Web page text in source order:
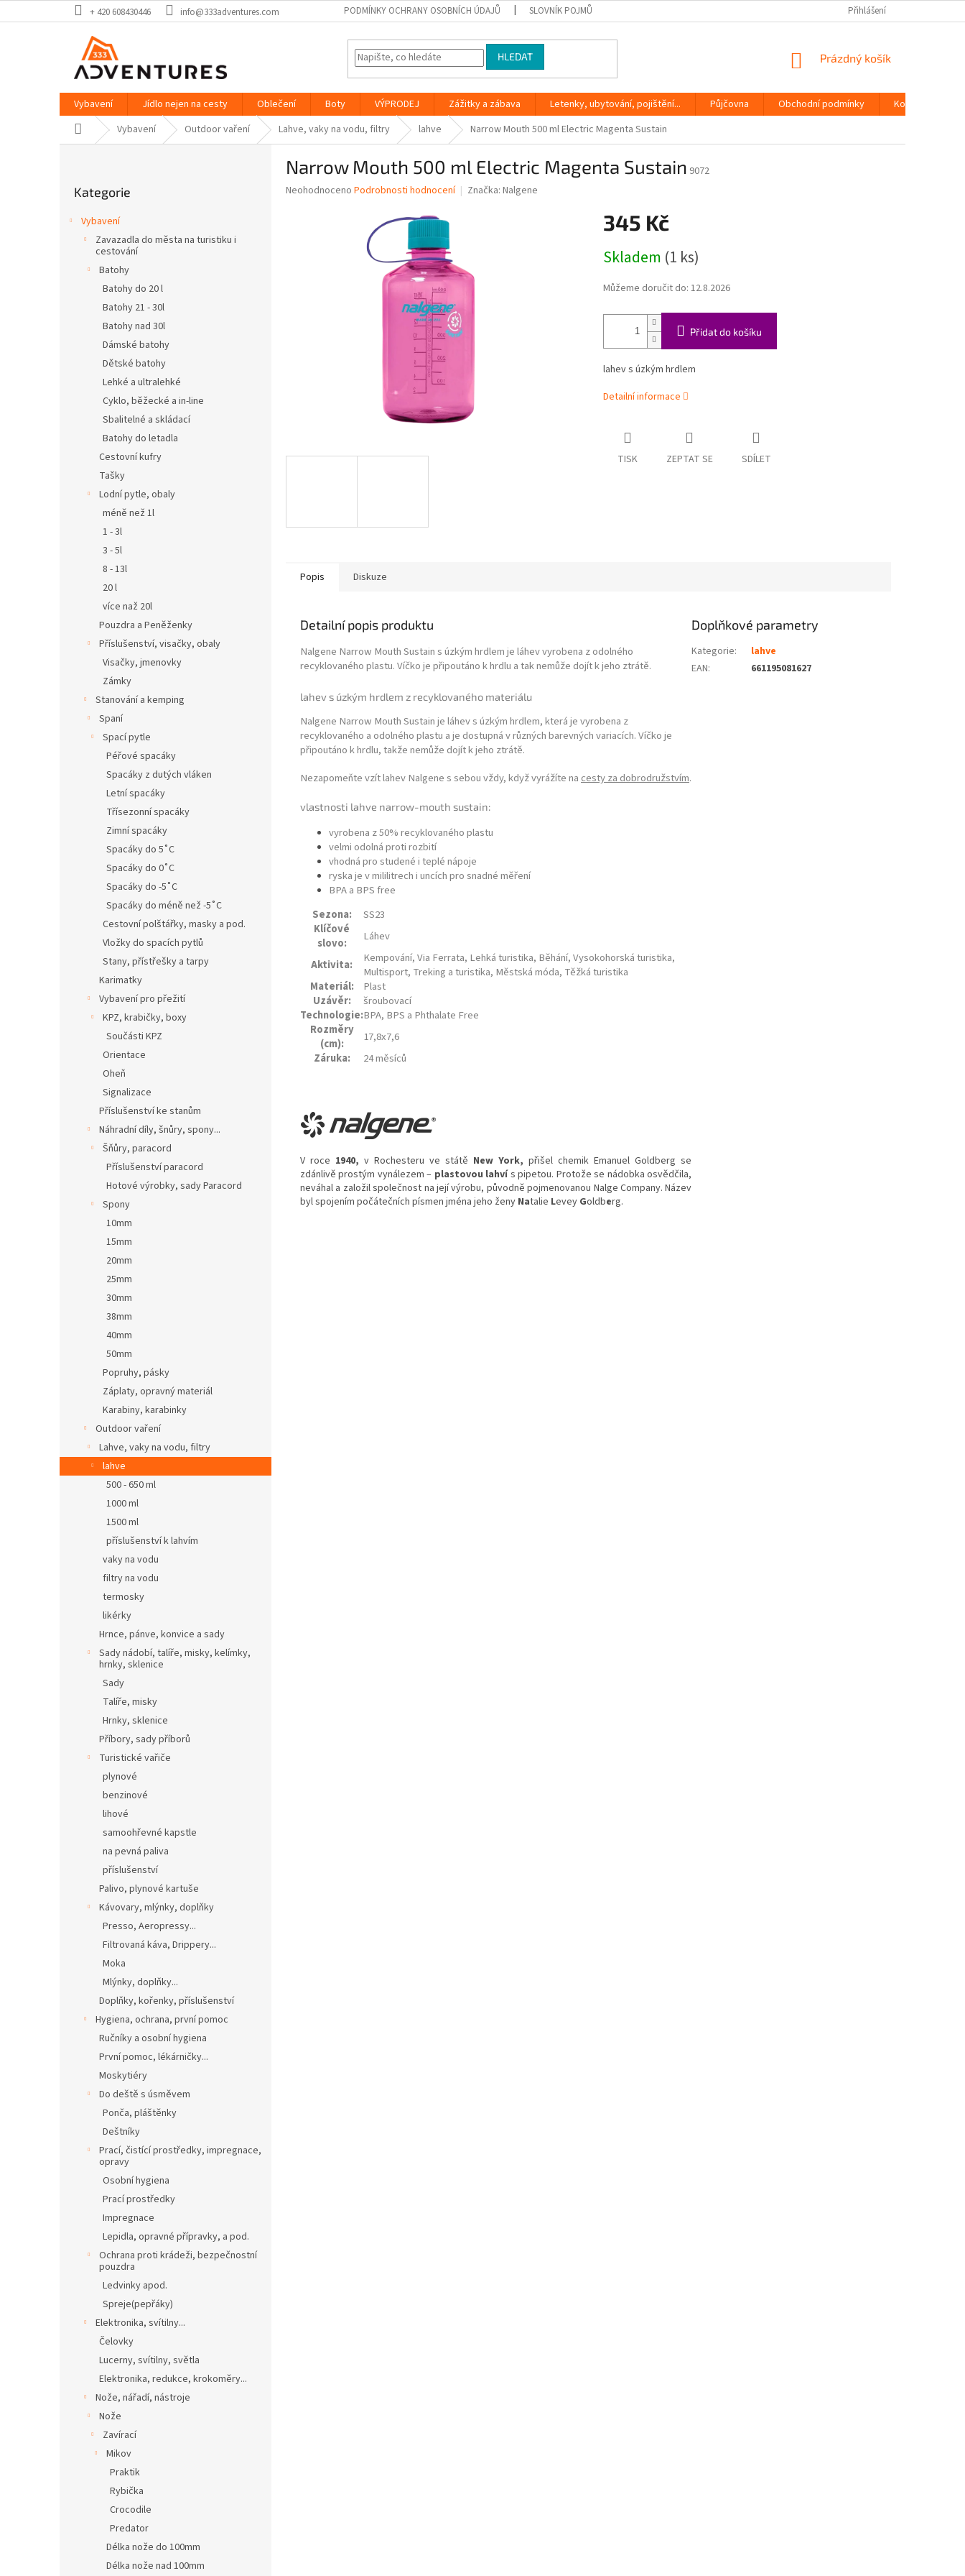
na
+ 420 608430446 info@333adventures.com PODMÍNKY OCHRANY OSOBNÍCH ÚDAJŮ SLOVNÍK POJMŮ Přihlášení
HLEDAT
NÁKUPNÍ
Prázdný košík
Vybavení Jídlo nejen na cesty Oblečení Boty VÝPRODEJ Zážitky a zábava Letenky, ubytování, pojištění... Půjčovna Obchodní podmínky
Kontakty
Domů Vybavení Outdoor vaření Lahve, vaky na vodu, filtry lahve Narrow Mouth 500 ml Electric Magenta Sustain
kategorie
Kategorie
Vybavení
Zavazadla do města na turistiku i
cestování
Batohy
Batohy do 20 l
Batohy 21 - 30l
Batohy nad 30l
Dámské batohy
Dětské batohy
Lehké a ultralehké
Cyklo, běžecké a in-line
Sbalitelné a skládací
Batohy do letadla
Cestovní kufry
Tašky
Lodní pytle, obaly
méně než 1l
1 - 3l
3 - 5l
8 - 13l
20 l
více naž 20l
Pouzdra a Peněženky
Příslušenství, visačky, obaly
Visačky, jmenovky
Zámky
Stanování a kemping
Spaní
Spací pytle
Péřové spacáky
Spacáky z dutých vláken
Letní spacáky
Třísezonní spacáky
Zimní spacáky
Spacáky do 5˚C
Spacáky do 0˚C
Spacáky do -5˚C
Spacáky do méně než -5˚C
Cestovní polštářky, masky a pod.
Vložky do spacích pytlů
Stany, přístřešky a tarpy
Karimatky
Vybavení pro přežití
KPZ, krabičky, boxy
Součásti KPZ
Orientace
Oheň
Signalizace
Příslušenství ke stanům
Náhradní díly, šnůry, spony...
Šňůry, paracord
Příslušenství paracord
Hotové výrobky, sady Paracord
Spony
10mm
15mm
20mm
25mm
30mm
38mm
40mm
50mm
Popruhy, pásky
Záplaty, opravný materiál
Karabiny, karabinky
Outdoor vaření
Lahve, vaky na vodu, filtry
lahve
500 - 650 ml
1000 ml
1500 ml
příslušenství k lahvím
vaky na vodu
filtry na vodu
termosky
likérky
Hrnce, pánve, konvice a sady
Sady nádobí, talíře, misky, kelímky,
hrnky, sklenice
Sady
Talíře, misky
Hrnky, sklenice
Příbory, sady příborů
Turistické vařiče
plynové
benzinové
lihové
samoohřevné kapstle
na pevná paliva
příslušenství
Palivo, plynové kartuše
Kávovary, mlýnky, doplňky
Presso, Aeropressy...
Filtrovaná káva, Drippery...
Moka
Mlýnky, doplňky...
Doplňky, kořenky, příslušenství
Hygiena, ochrana, první pomoc
Ručníky a osobní hygiena
První pomoc, lékárničky...
Moskytiéry
Do deště s úsměvem
Ponča, pláštěnky
Deštníky
Prací, čistící prostředky, impregnace,
opravy
Osobní hygiena
Prací prostředky
Impregnace
Lepidla, opravné přípravky, a pod.
Ochrana proti krádeži, bezpečnostní
pouzdra
Ledvinky apod.
Spreje(pepřáky)
Elektronika, svítilny...
Čelovky
Lucerny, svítilny, světla
Elektronika, redukce, krokoměry...
Nože, nářadí, nástroje
Nože
Zavírací
Mikov
Praktik
Rybička
Crocodile
Predator
Délka nože do 100mm
Délka nože nad 100mm
Narrow Mouth 500 ml Electric Magenta Sustain 9072
Průměrné
Neohodnoceno Podrobnosti hodnocení Značka: Nalgene
345 Kč
cena:
Skladem (1 ks)
Můžeme doručit do: 12.8.2026
Přidat do košíku
lahev s úzkým hrdlem
Detailní informace
TISK ZEPTAT SE SDÍLET
Popis Diskuze
Detailní popis produktu
Nalgene Narrow Mouth Sustain s úzkým hrdlem je láhev vyrobena z odolného
recyklovaného plastu. Víčko je připoutáno k hrdlu a tak nemůže dojít k jeho ztrátě.
lahev s úzkým hrdlem z recyklovaného materiálu
Nalgene Narrow Mouth Sustain je láhev s úzkým hrdlem, která je vyrobena z
recyklovaného a odolného plastu a je dostupná v různých barevných variacích. Víčko je
připoutáno k hrdlu, takže nemůže dojít k jeho ztrátě.
Nezapomeňte vzít lahev Nalgene s sebou vždy, když vyrážíte nacesty za dobrodružstvím.
vlastnosti lahve narrow-mouth sustain:
vyrobena z 50% recyklovaného plastu
velmi odolná proti rozbití
vhodná pro studené i teplé nápoje
ryska je v mililitrech i uncích pro snadné měření
BPA a BPS free
Sezona:
SS23
Klíčové
slovo:
Láhev
Aktivita:
Kempování, Via Ferrata, Lehká turistika, Běhání, Vysokohorská turistika,
Multisport, Treking a turistika, Městská móda, Těžká turistika
Materiál:
Plast
Uzávěr:
šroubovací
Technologie:BPA, BPS a Phthalate Free
Rozměry
(cm):
17,8x7,6
Záruka:
24 měsíců
V roce 1940, v Rochesteru ve státě New York, přišel chemik Emanuel Goldberg se
zdánlivě prostým vynálezem – plastovou lahvís pipetou. Protože se nádobka osvědčila,
neváhal a založil společnost na její výrobu, původně pojmenovanou Nalge Company. Název
byl spojením počátečních písmen jména jeho ženy Natalie Levey Goldberg.
Doplňkové parametry
Kategorie:
lahve
EAN: 661195081627